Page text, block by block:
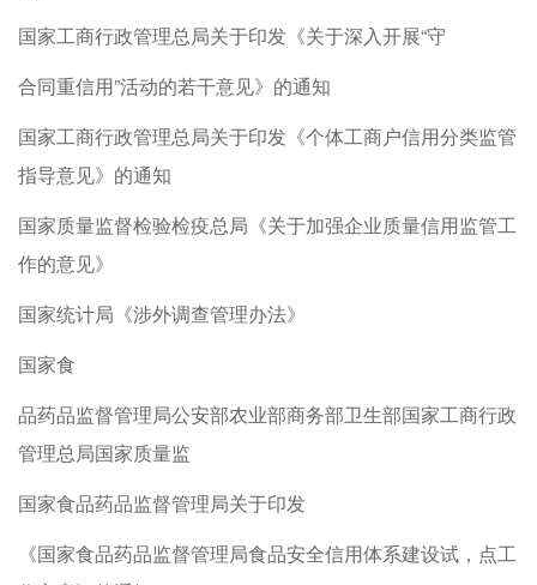
国家工商行政管理总局关于印发《关于深入开展“守
合同重信用”活动的若干意见》的通知
国家工商行政管理总局关于印发《个体工商户信用分类监管
指导意见》的通知
国家质量监督检验检疫总局《关于加强企业质量信用监管工
作的意见》
国家统计局《涉外调查管理办法》
国家食
品药品监督管理局公安部农业部商务部卫生部国家工商行政
管理总局国家质量监
国家食品药品监督管理局关于印发
《国家食品药品监督管理局食品安全信用体系建设试，点工